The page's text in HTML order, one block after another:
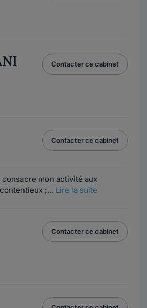
Contacter ce cabinet
Contacter ce cabinet
mon activité aux
;... Lire la suite
Contacter ce cabinet